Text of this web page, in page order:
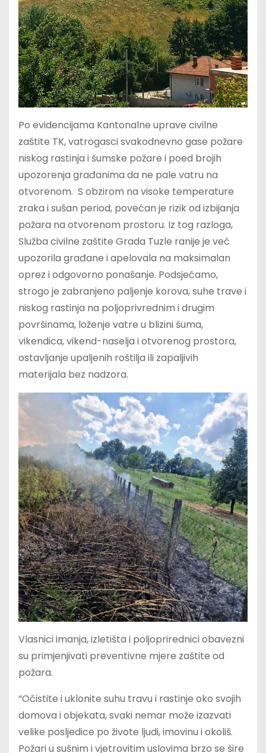
Po evidencijama Kantonalne uprave civilne
zaštite TK, vatrogasci svakodnevno gase požare
niskog rastinja i šumske požare i poed brojih
upozorenja građanima da ne pale vatru na
otvorenom. S obzirom na visoke temperature
zraka i sušan period, povećan je rizik od izbijanja
požara na otvorenom prostoru. Iz tog razloga,
Služba civilne zaštite Grada Tuzle ranije je već
upozorila građane i apelovala na maksimalan
oprez i odgovorno ponašanje. Podsjećamo,
strogo je zabranjeno paljenje korova, suhe trave i
niskog rastinja na poljoprivrednim i drugim
površinama, loženje vatre u blizini šuma,
vikendica, vikend-naselja i otvorenog prostora,
ostavljanje upaljenih roštilja ili zapaljivih
materijala bez nadzora.
Vlasnici imanja, izletišta i poljoprirednici obavezni
su primjenjivati preventivne mjere zaštite od
požara.
“Očistite i uklonite suhu travu i rastinje oko svojih
domova i objekata, svaki nemar može izazvati
velike posljedice po živote ljudi, imovinu i okoliš.
Požari u sušnim i vjetrovitim uslovima brzo se šire